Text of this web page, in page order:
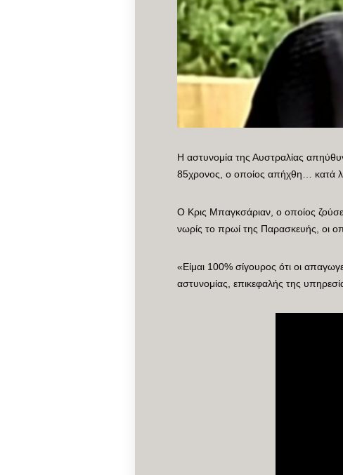
H αστυνομία της Αυστραλίας
85χρονος, ο οποίος απήχθη… κατά
Ο Κρις Μπαγκσάριαν, ο οποίος
νωρίς το πρωί της Παρασκευής, οι
«Είμαι 100% σίγουρος ότι οι
αστυνομίας, επικεφαλής της